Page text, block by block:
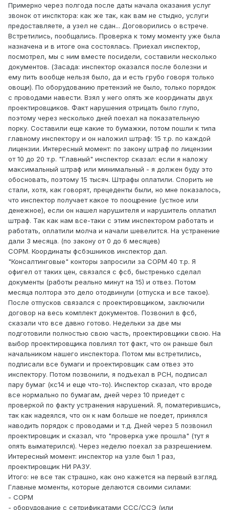
Примерно через полгода после даты начала оказания услуг
звонок от инспктора: как же так, как вам не стыдно, услуги
предоставляете, а узел не сдан... Договорились о встрече.
Встретились, пообщались. Проверка к тому моменту уже была
назначена и в итоге она состоялась. Приехал инспектор,
посмотрел, мы с ним вместе посидели, составили несколько
документов. (Засада: инспектор оказался после болезни и
ему пить вообще нельзя было, да и есть грубо говоря только
овощи). По оборудованию претензий не было, только порядок
с проводами навести. Взял у него опять же координаты двух
проектировщиков. Факт нарушения отрицать было глупо,
поэтому через несколько дней поехал на показательную
порку. Составили еще какие то бумажки, потом пошли к типа
главному инспектору и он наложил штраф: 15 т.р. по каждой
лицензии. Интересный момент: по закону штраф по лицензии
от 10 до 20 т.р. "Главный" инспектор сказал: если я наложу
максимальный штраф или минимальный - я должен буду это
обосновать, поэтому 15 тысяч. Штрафы оплатили. Спорить не
стали, хотя, как говорят, прецеденты были, но мне показалось,
что инспектор получает какое то поощрение (устное или
денежное), если он нашел нарушителя и нарушитель оплатил
штраф. Так как нам все-таки с этим инспектором работать и
работать, оплатили молча и начали шевелится. На устранение
дали 3 месяца. (по закону от 0 до 6 месяцев)
СОРМ. Координаты фсбэшников инспектор дал.
"Консалтинговые" конторы запросили за СОРМ 40 т.р. Я
офигел от таких цен, связался с фсб, быстренько сделал
документы (работы реально минут на 15) и отвез. Потом
месяца полтора это дело отодвинули (отпуска и все такое).
После отпусков связался с проектировщиком, заключили
договор на весь комплект документов. Позвонил в фсб,
сказали что все давно готово. Недельки за две мы
подготовили полностью свою часть, проектировщики свою. На
выбор проектировщика повлиял тот факт, что он раньше был
начальником нашего инспектора. Потом мы встретились,
подписали все бумаги и проектировщик сам отвез это
инспектору. Потом позвонили, я подъехал в РСН, подписал
пару бумаг (кс14 и еще что-то). Инспектор сказал, что вроде
все нормально по бумагам, дней через 10 приедет с
проверкой по факту устранения нарушений. Я, поматерившись,
так как надеялся, что он к нам больше не поедет, принялся
наводить порядок с проводами и т.д. Дней через 5 позвонил
проектировщик и сказал, что "проверка уже прошла" (тут я
опять выматерился). Через неделю поехал за разрешением.
Интересный момент: инспектор на узле был 1 раз,
проектировщик НИ РАЗУ.
Итого: не все так страшно, как оно кажется на первый взгляд.
Главные моменты, которые делаются своими силами:
- СОРМ
- оборудование с сетрификатами ССС/ССЭ (или